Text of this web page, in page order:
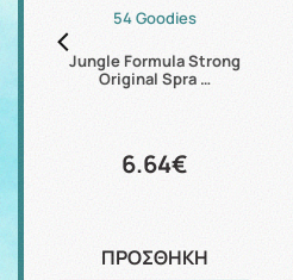
54 Goodies
Jungle Formula Strong
Original Spra …
6.64€
ΠΡΟΣΘΗΚΗ